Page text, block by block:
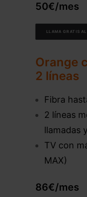
50€/mes
LLAMA GRATIS
Orange
2 líneas
Fibra
2 líneas
llamadas
TV con
MAX)
86€/mes